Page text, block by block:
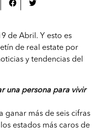
de Abril. Y esto es
de real estate por
y tendencias del
una persona para vivir
ganar más de seis cifras
estados más caros de